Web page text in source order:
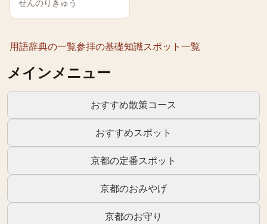
メインメニュー
おすすめ散策コース
おすすめスポット
京都の定番スポット
京都のおみやげ
京都のお守り
せんのりきゅう
用語辞典の一覧参拝の基礎知識スポット一覧